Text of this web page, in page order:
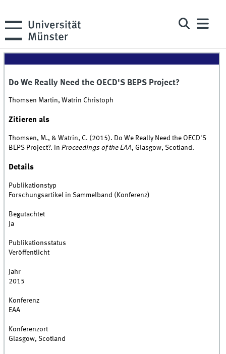
Do We Really Need the OECD'S BEPS Project?
Thomsen Martin, Watrin Christoph
Zitieren als
Thomsen, M., & Watrin, C. (2015). Do We Really Need the OECD'S
BEPS Project?. InProceedings of the EAA, Glasgow, Scotland.
Details
Publikationstyp
Forschungsartikel in Sammelband (Konferenz)
Begutachtet
Ja
Publikationsstatus
Veröffentlicht
Jahr
2015
Konferenz
EAA
Konferenzort
Glasgow, Scotland